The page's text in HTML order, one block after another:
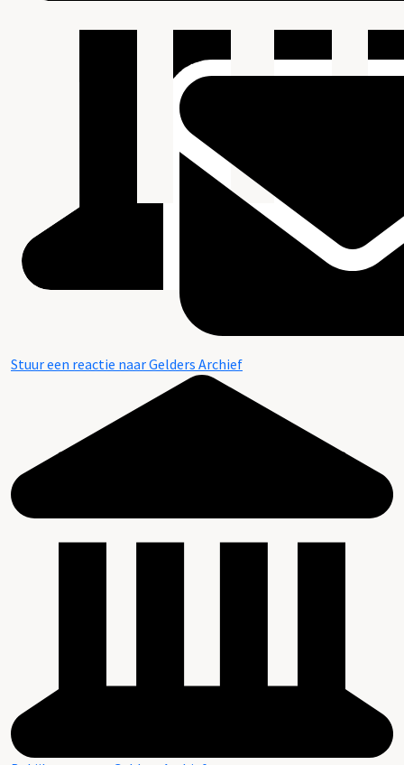
Stuur een reactie naar Gelders Archief